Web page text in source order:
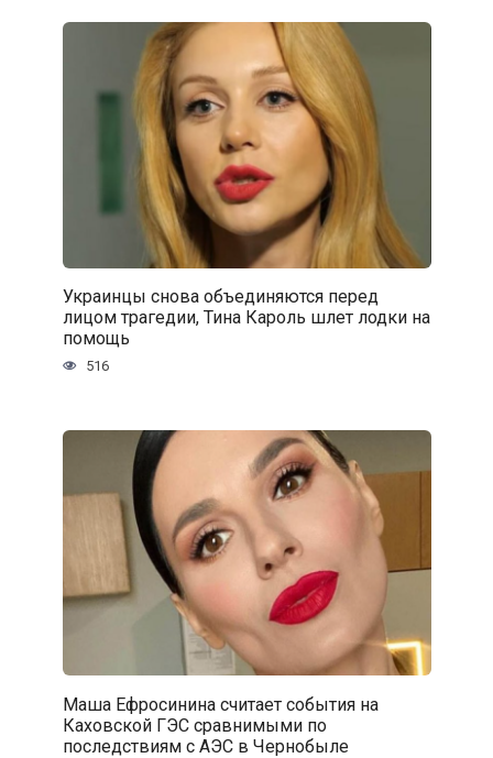
Украинцы снова объединяются перед
лицом трагедии, Тина Кароль шлет лодки на
помощь
516
Маша Ефросинина считает события на
Каховской ГЭС сравнимыми по
последствиям с АЭС в Чернобыле